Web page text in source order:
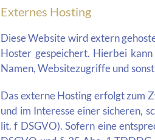
Externes Hosting
Diese Website wird extern
Hoster gespeichert. Hierbei
Namen, Websitezugriffe und
Das externe Hosting erfolgt zum
und im Interesse einer sicheren,
lit. f DSGVO). Sofern eine